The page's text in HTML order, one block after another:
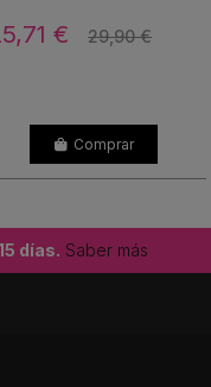
€ 29,90 €
Comprar
días. Saber más